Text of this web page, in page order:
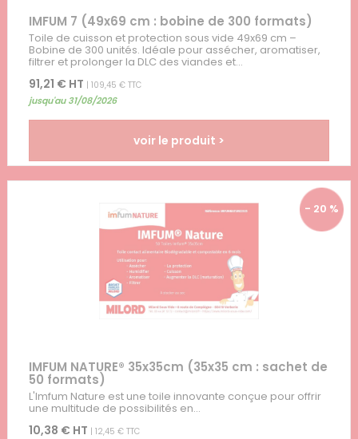
IMFUM 7 (49x69 cm : bobine de 300 formats)
Toile de cuisson et protection sous vide 49x69 cm –
Bobine de 300 unités. Idéale pour assécher, aromatiser,
filtrer et prolonger la DLC des viandes et...
91,21 € HT | 109,45 € TTC
jusqu'au 31/08/2026
voir le produit >
- 20 %
IMFUM NATURE® 35x35cm (35x35 cm : sachet de
50 formats)
L'Imfum Nature est une toile innovante conçue pour offrir
une multitude de possibilités en...
10,38 € HT | 12,45 € TTC